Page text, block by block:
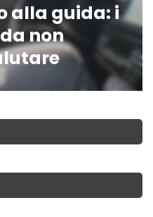
alla guida: i
non